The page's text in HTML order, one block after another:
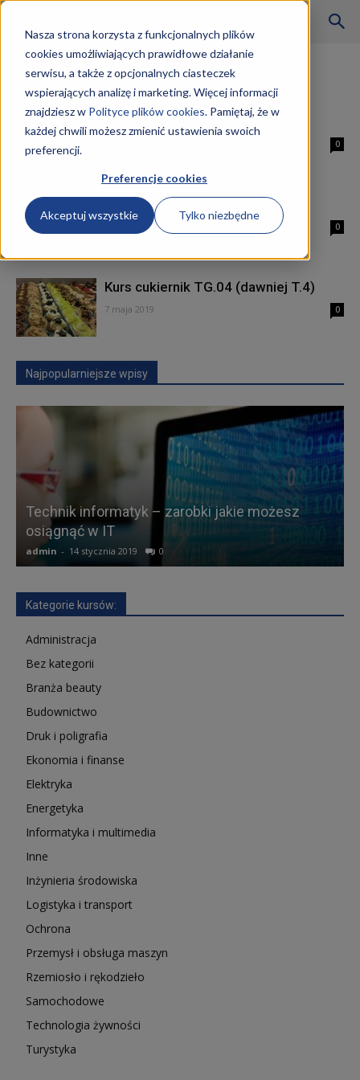
Nasza strona korzysta z funkcjonalnych plików
cookies umożliwiających prawidłowe działanie
serwisu, a także z opcjonalnych ciasteczek
wspierających analizę i marketing. Więcej informacji
znajdziesz w Polityce plików cookies.Pamiętaj, że w
każdej chwili możesz zmienić ustawienia swoich
preferencji.
Preferencje cookies
Akceptuj wszystkie Tylko niezbędne
Szkoły
Aktualności
Strona główna Tagi Cukiernik
Tag: cukiernik
Kurs cukiernik TG.04 Wrocław
0
Cukiernik zarobki
7 maja 2019 0
Kurs cukiernik TG.04 (dawniej T.4)
7 maja 2019 0
Najpopularniejsze wpisy
Technik informatyk – zarobki jakie możesz
osiągnąć w IT
admin - 14 stycznia 2019 0
Kategorie kursów:
Administracja
Bez kategorii
Branża beauty
Budownictwo
Druk i poligrafia
Ekonomia i finanse
Elektryka
Energetyka
Informatyka i multimedia
Inne
Inżynieria środowiska
Logistyka i transport
Ochrona
Przemysł i obsługa maszyn
Rzemiosło i rękodzieło
Samochodowe
Technologia żywności
Turystyka